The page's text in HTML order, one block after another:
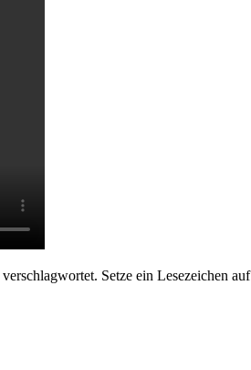
verschlagwortet. Setze ein Lesezeichen